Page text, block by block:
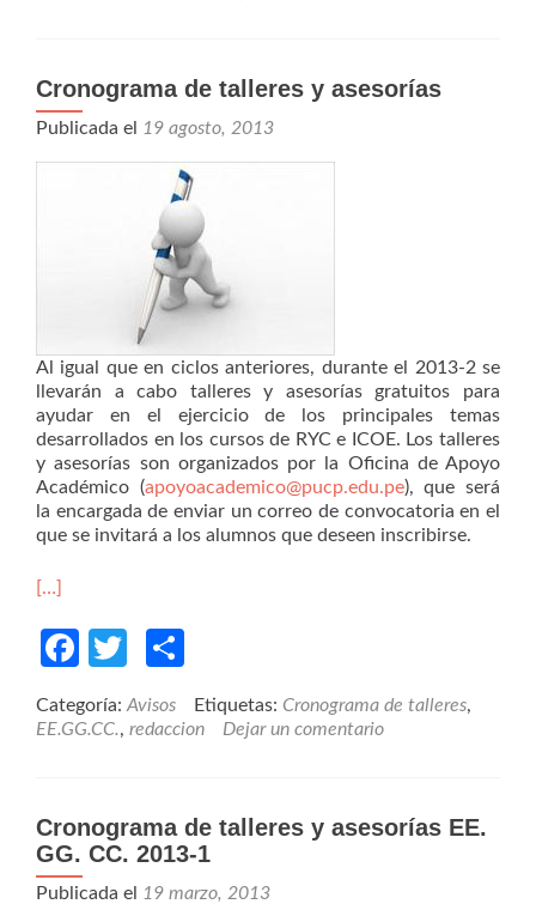
Cronograma de talleres y asesorías
Publicada el 19 agosto, 2013
Al igual que en ciclos anteriores, durante el 2013-2 se
llevarán a cabo talleres y asesorías gratuitos para
ayudar en el ejercicio de los principales temas
desarrollados en los cursos de RYC e ICOE. Los talleres
y asesorías son organizados por la Oficina de Apoyo
Académico (apoyoacademico@pucp.edu.pe), que será
la encargada de enviar un correo de convocatoria en el
que se invitará a los alumnos que deseen inscribirse.
[…]
Facebook
Twitter
Categoría: Avisos Etiquetas: Cronograma de talleres,
EE.GG.CC., redaccion Dejar un comentario
Cronograma de talleres y asesorías EE.
GG. CC. 2013-1
Publicada el 19 marzo, 2013